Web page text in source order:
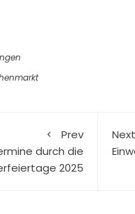
Prev
durch die
2025
Next